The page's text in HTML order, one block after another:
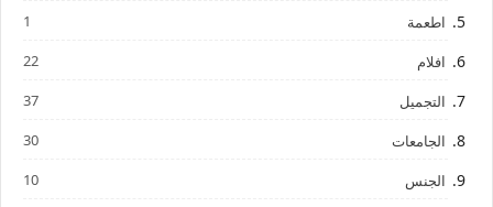
اطعمة 1
افلام 22
التجميل 37
الجامعات 30
الجنس 10